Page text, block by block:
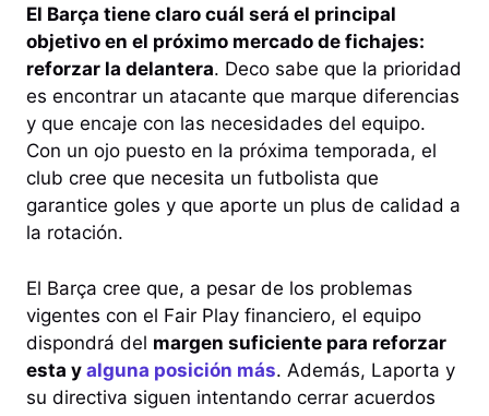
El Barça tiene claro cuál será el principal
objetivo en el próximo mercado de fichajes:
reforzar la delantera. Deco sabe que la prioridad
es encontrar un atacante que marque diferencias
y que encaje con las necesidades del equipo.
Con un ojo puesto en la próxima temporada, el
club cree que necesita un futbolista que
garantice goles y que aporte un plus de calidad a
la rotación.
El Barça cree que, a pesar de los problemas
vigentes con el Fair Play financiero, el equipo
dispondrá del margen suficiente para reforzar
esta y alguna posición más. Además, Laporta y
su directiva siguen intentando cerrar acuerdos